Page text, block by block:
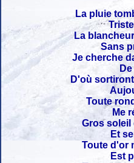
La pluie
La
Sans
Je cherche
D'où
Toute
Me
Gros soleil
Et
Toute d'or
Est